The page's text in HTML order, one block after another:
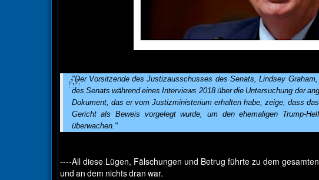
"Der Vorsitzende des Justizausschusses des Senats, Lindsey
des Senats während eines Interviews 2018 über die Untersuchung der
Dokument, das er vom Justizministerium erhalten habe, zeige, dass
Gericht als Beweis vorgelegt wurde, um den ehemaligen Trump-
überwachen."
----All diese Lügen, Fälschungen und Betrug führte zu dem
und an dem nichts dran war.